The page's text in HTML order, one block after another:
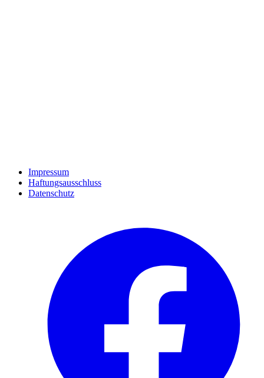
Impressum
Haftungsausschluss
Datenschutz